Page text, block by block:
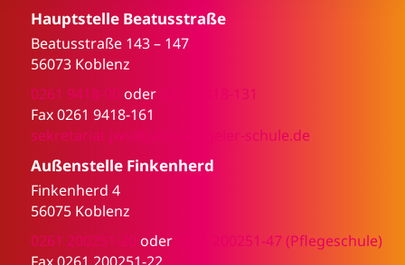
Hauptstelle Beatusstraße
Beatusstraße 143 – 147
56073 Koblenz
0261 9418-00 oder
0261 9418-131
Fax 0261 9418-161
sekretariat.jws@julius-wegeler-schule.de
Außenstelle Finkenherd
Finkenherd 4
56075 Koblenz
0261 200251-20 oder
0261 200251-47 (Pflegeschule)
Fax 0261 200251-22